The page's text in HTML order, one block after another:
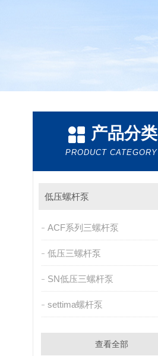
产品分类
PRODUCT CATEGORY
低压螺杆泵
ACF系列三螺杆泵
低压三螺杆泵
SN低压三螺杆泵
settima螺杆泵
查看全部